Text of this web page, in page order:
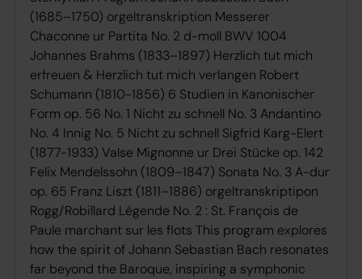
(1685–1750) orgeltranskription Messerer
Chaconne ur Partita No. 2 d-moll BWV 1004
Johannes Brahms (1833–1897) Herzlich tut mich
erfreuen & Herzlich tut mich verlangen Robert
Schumann (1810-1856) 6 Studien in Kanonischer
Form op. 56 No. 1 Nicht zu schnell No. 3 Andantino
No. 4 Innig No. 5 Nicht zu schnell Sigfrid Karg-Elert
(1877-1933) Valse Mignonne ur Drei Stücke op. 142
Felix Mendelssohn (1809–1847) Sonata No. 3 A-dur
op. 65 Franz Liszt (1811–1886) orgeltranskriptipon
Rogg/Robillard Légende No. 2 : St. François de
Paule marchant sur les flots This program explores
how the spirit of Johann Sebastian Bach resonates
far beyond the Baroque, inspiring a symphonic